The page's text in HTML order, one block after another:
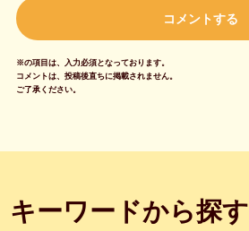
※の項目は、入力必須となっております。
コメントは、投稿後直ちに掲載されません。
ご了承ください。
キーワードから探す